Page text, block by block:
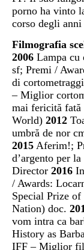
porno ha vinto
corso degli
Filmografia
2006 Lampa cu
sf; Premi /
di
– Miglior
mai fericită
World) 2012
umbră de nor
2015 Aferim!;
d’argento per
Director 2016
/ Awards:
Special Prize of
Nation) doc.
vom intra ca
History as
IFF – Miglior